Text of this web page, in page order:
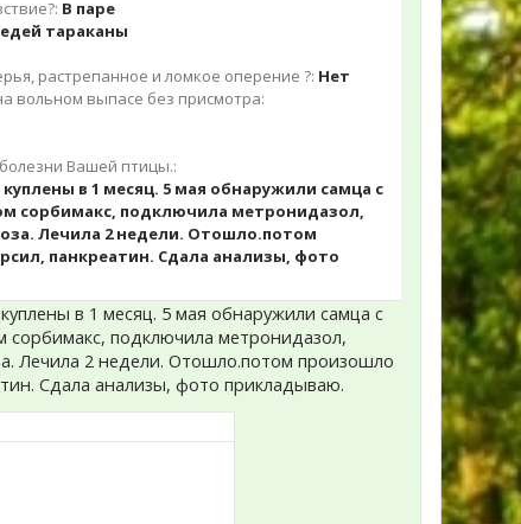
В паре
тараканы
растрепанное и ломкое оперение ?: Нет
вольном выпасе без присмотра:
Вашей птицы.:
в 1 месяц. 5 мая обнаружили самца с
сорбимакс, подключила метронидазол,
Лечила 2 недели. Отошло.потом
панкреатин. Сдала анализы, фото
в 1 месяц. 5 мая обнаружили самца с
сорбимакс, подключила метронидазол,
Лечила 2 недели. Отошло.потом произошло
Сдала анализы, фото прикладываю.